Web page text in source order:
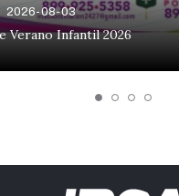
2026-08-03
Verano Infantil 2026